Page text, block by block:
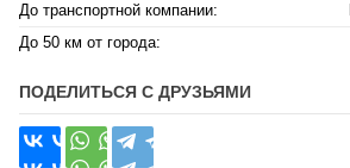
До транспортной компании:
До 50 км от города:
ПОДЕЛИТЬСЯ С ДРУЗЬЯМИ